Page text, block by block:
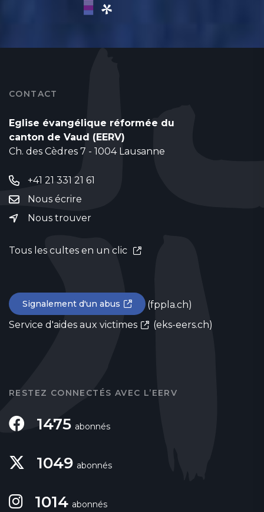
CONTACT
Eglise évangélique réformée du
canton de Vaud (EERV)
Ch. des Cèdres 7 - 1004 Lausanne
+41 21 331 21 61
Nous écrire
Nous trouver
Tous les cultes en un clic
Signalement d'un abus
(fppla.ch)
Service d'aides aux victimes
(eks-eers.ch)
RESTEZ CONNECTÉS AVEC L’EERV
1475 abonnés
1049 abonnés
1014 abonnés